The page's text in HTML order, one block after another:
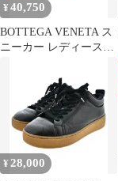
¥40,750
BOTTEGA VENETA ス
ニーカー レディース
¥28,000